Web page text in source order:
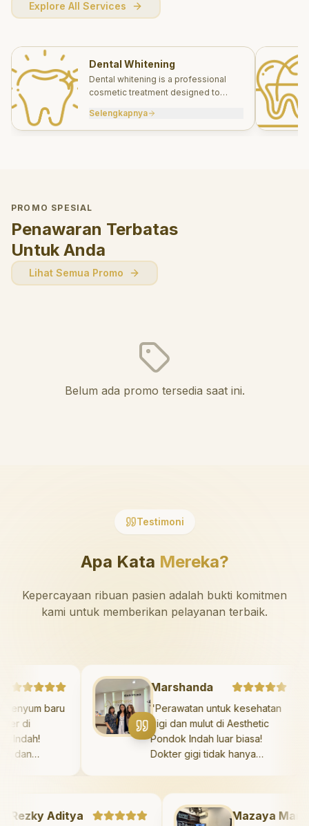
Explore All Services
Dental Whitening
Dental whitening is a professional
cosmetic treatment designed to
effectively.
Selengkapnya
PROMO SPESIAL
Penawaran Terbatas
Untuk Anda
Lihat Semua Promo
Belum ada promo tersedia saat ini.
Testimoni
Apa Kata Mereka?
Kepercayaan ribuan pasien adalah bukti komitmen
kami untuk memberikan pelayanan terbaik.
senyum baru
di
Indah!
dan
Marshanda
"Perawatan untuk kesehatan
gigi dan mulut di Aesthetic
Pondok Indah luar biasa!
Dokter gigi tidak hanya
mengedukasi saya mengenai
Aditya Mazaya Mania